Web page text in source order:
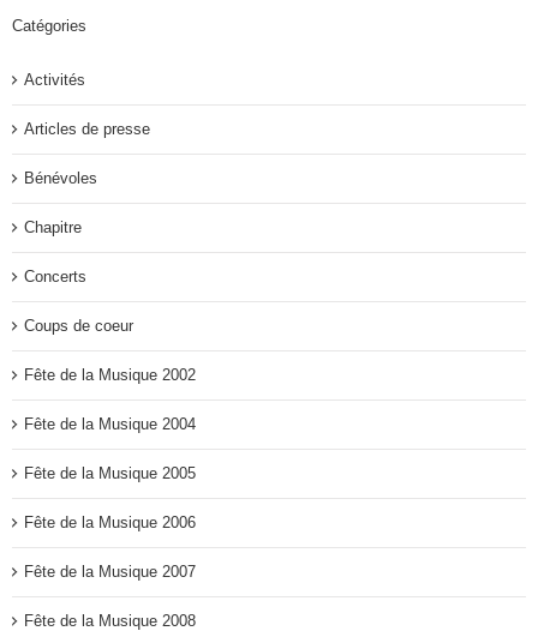
Catégories
Activités
Articles de presse
Bénévoles
Chapitre
Concerts
Coups de coeur
Fête de la Musique 2002
Fête de la Musique 2004
Fête de la Musique 2005
Fête de la Musique 2006
Fête de la Musique 2007
Fête de la Musique 2008